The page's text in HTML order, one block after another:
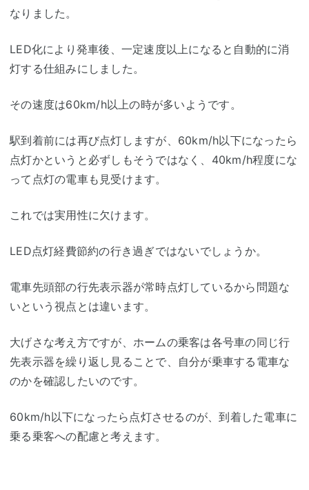
なりました。
LED化により発車後、一定速度以上になると自動的に消
灯する仕組みにしました。
その速度は60km/h以上の時が多いようです。
駅到着前には再び点灯しますが、60km/h以下になったら
点灯かというと必ずしもそうではなく、40km/h程度にな
って点灯の電車も見受けます。
これでは実用性に欠けます。
LED点灯経費節約の行き過ぎではないでしょうか。
電車先頭部の行先表示器が常時点灯しているから問題な
いという視点とは違います。
大げさな考え方ですが、ホームの乗客は各号車の同じ行
先表示器を繰り返し見ることで、自分が乗車する電車な
のかを確認したいのです。
60km/h以下になったら点灯させるのが、到着した電車に
乗る乗客への配慮と考えます。